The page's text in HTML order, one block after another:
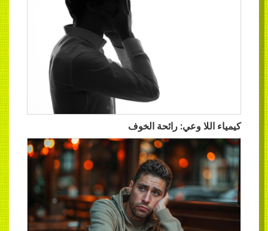
كيمياء اللا وعي: رائحة الخوف